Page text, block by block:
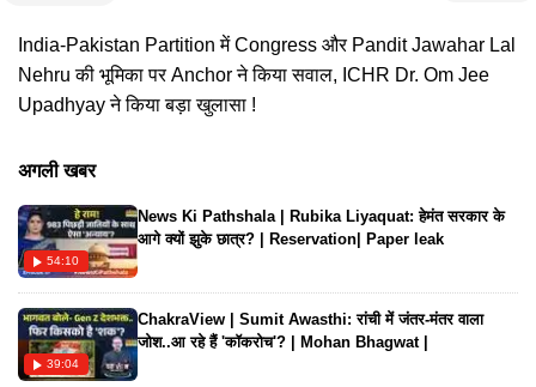
India-Pakistan Partition में Congress और Pandit Jawahar Lal
Nehru की भूमिका पर Anchor ने किया सवाल, ICHR Dr. Om Jee
Upadhyay ने किया बड़ा खुलासा !
अगली खबर
54:10
News Ki Pathshala | Rubika Liyaquat: हेमंत सरकार के
आगे क्यों झुके छात्र? | Reservation| Paper leak
39:04
ChakraView | Sumit Awasthi: रांची में जंतर-मंतर वाला
जोश..आ रहे हैं 'कॉकरोच'? | Mohan Bhagwat |